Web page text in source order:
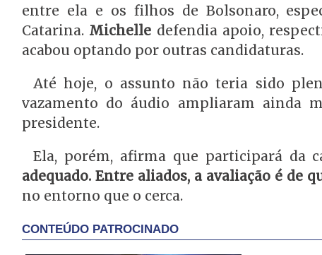
entre ela e os filhos de Bolsonaro,
Catarina. Michelle defendia apoio,
acabou optando por outras candidaturas.
Até hoje, o assunto não teria sido
vazamento do áudio ampliaram ainda
presidente.
Ela, porém, afirma que participará da
adequado. Entre aliados, a avaliação é de
no entorno que o cerca.